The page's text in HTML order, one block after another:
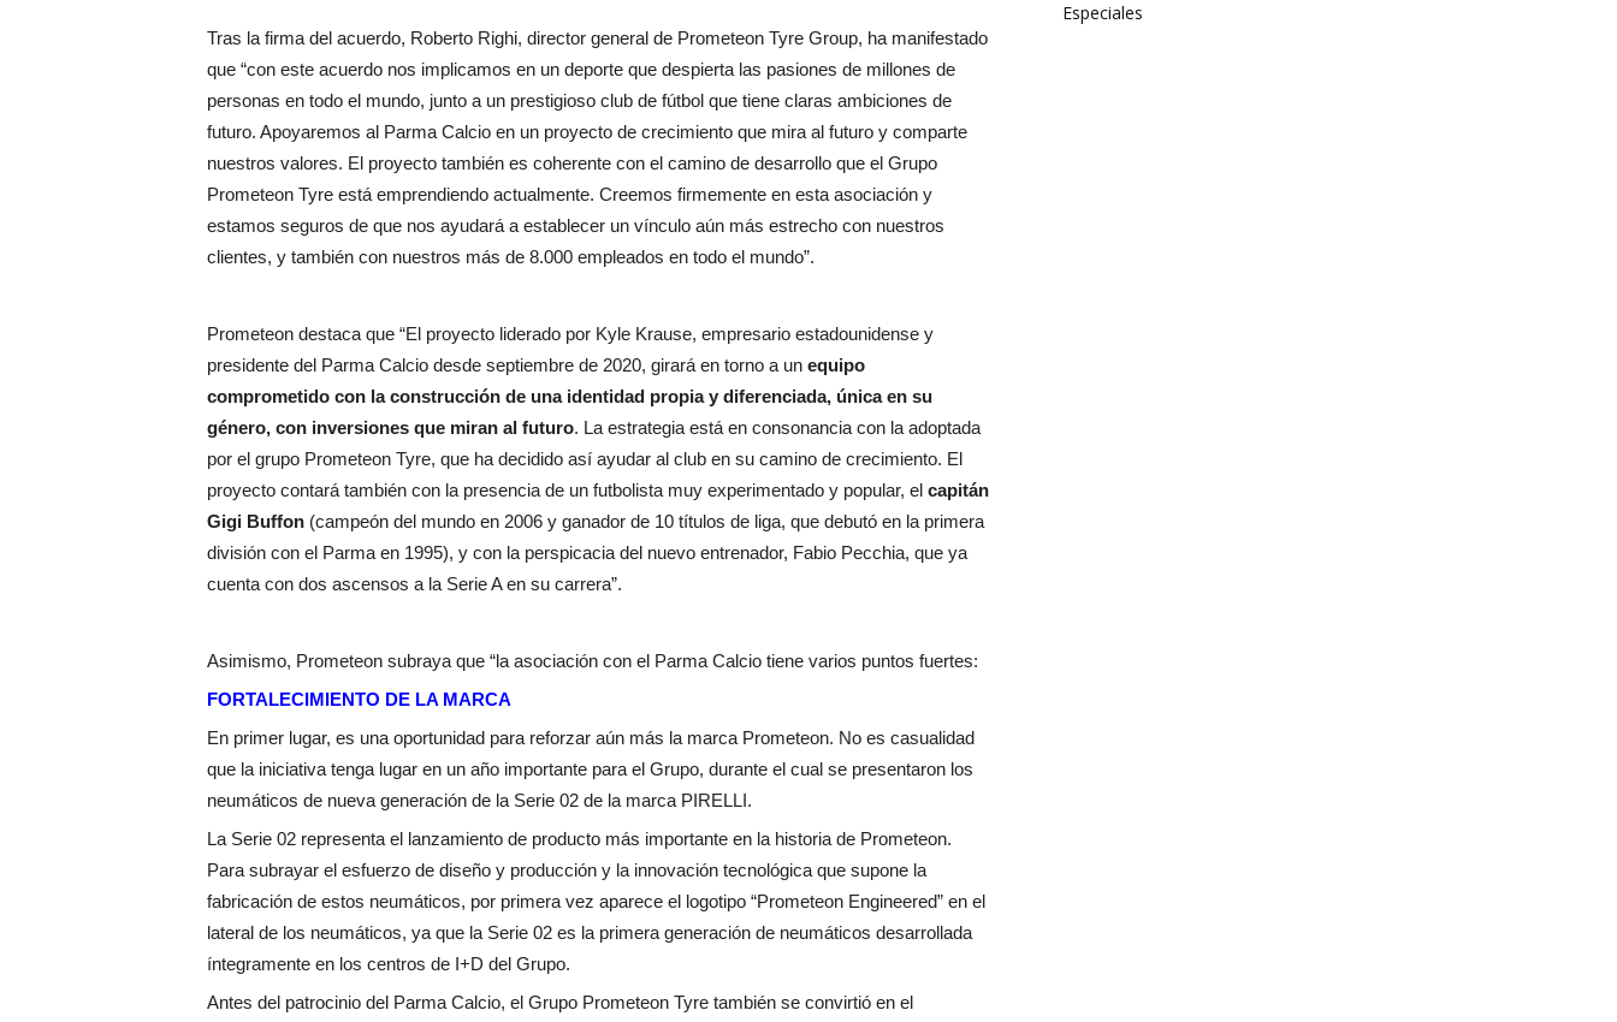
Tras la firma del acuerdo, Roberto Righi, director general de Prometeon Tyre Group, ha manifestado
que “con este acuerdo nos implicamos en un deporte que despierta las pasiones de millones de
personas en todo el mundo, junto a un prestigioso club de fútbol que tiene claras ambiciones de
futuro. Apoyaremos al Parma Calcio en un proyecto de crecimiento que mira al futuro y comparte
nuestros valores. El proyecto también es coherente con el camino de desarrollo que el Grupo
Prometeon Tyre está emprendiendo actualmente. Creemos firmemente en esta asociación y
estamos seguros de que nos ayudará a establecer un vínculo aún más estrecho con nuestros
clientes, y también con nuestros más de 8.000 empleados en todo el mundo”.
Prometeon destaca que “El proyecto liderado por Kyle Krause, empresario estadounidense y
presidente del Parma Calcio desde septiembre de 2020, girará en torno a un equipo
comprometido con la construcción de una identidad propia y diferenciada, única en su
género, con inversiones que miran al futuro. La estrategia está en consonancia con la adoptada
por el grupo Prometeon Tyre, que ha decidido así ayudar al club en su camino de crecimiento. El
proyecto contará también con la presencia de un futbolista muy experimentado y popular, el capitán
Gigi Buffon (campeón del mundo en 2006 y ganador de 10 títulos de liga, que debutó en la primera
división con el Parma en 1995), y con la perspicacia del nuevo entrenador, Fabio Pecchia, que ya
cuenta con dos ascensos a la Serie A en su carrera”.
Asimismo, Prometeon subraya que “la asociación con el Parma Calcio tiene varios puntos fuertes:
FORTALECIMIENTO DE LA MARCA
En primer lugar, es una oportunidad para reforzar aún más la marca Prometeon. No es casualidad
que la iniciativa tenga lugar en un año importante para el Grupo, durante el cual se presentaron los
neumáticos de nueva generación de la Serie 02 de la marca PIRELLI.
La Serie 02 representa el lanzamiento de producto más importante en la historia de Prometeon.
Para subrayar el esfuerzo de diseño y producción y la innovación tecnológica que supone la
fabricación de estos neumáticos, por primera vez aparece el logotipo “Prometeon Engineered” en el
lateral de los neumáticos, ya que la Serie 02 es la primera generación de neumáticos desarrollada
íntegramente en los centros de I+D del Grupo.
Antes del patrocinio del Parma Calcio, el Grupo Prometeon Tyre también se convirtió en el
Especiales